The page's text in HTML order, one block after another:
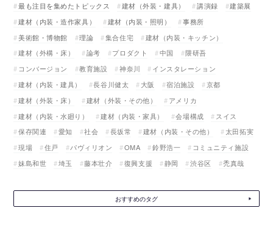
最も注目を集めたトピックス
建材（外装・建具） 講演録
建築展
建材（内装・造作家具）
建材（内装・照明）
事務所
美術館・博物館
理論 集合住宅
建材（内装・キッチン）
建材（外構・床）
論考 プロダクト 中国
隈研吾
コンバージョン
教育施設 神奈川
インスタレーション
建材（内装・建具）
長谷川健太 大阪 宿泊施設
京都
建材（外装・床）
建材（外装・その他）
アメリカ
建材（内装・水廻り）
建材（内装・家具） 会場構成
スイス
保存関連
愛知 社会 長坂常 建材（内装・その他）
太田拓実
現場
住戸 パヴィリオン OMA 鈴野浩一
コミュニティ施設
妹島和世
埼玉 藤本壮介 復興支援 静岡 渋谷区 禿真哉
おすすめのタグ